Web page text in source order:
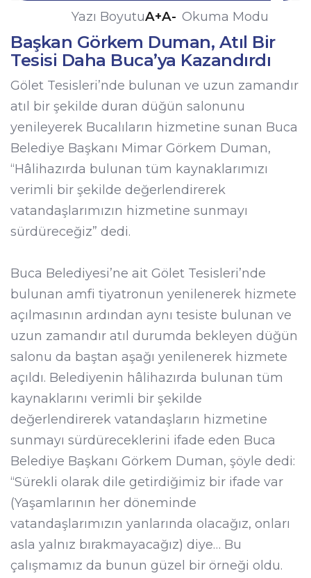
Yazı BoyutuA+A- Okuma Modu
Başkan Görkem Duman, Atıl Bir
Tesisi Daha Buca’ya Kazandırdı
Gölet Tesisleri’nde bulunan ve uzun zamandır
atıl bir şekilde duran düğün salonunu
yenileyerek Bucalıların hizmetine sunan Buca
Belediye Başkanı Mimar Görkem Duman,
“Hâlihazırda bulunan tüm kaynaklarımızı
verimli bir şekilde değerlendirerek
vatandaşlarımızın hizmetine sunmayı
sürdüreceğiz” dedi.
Buca Belediyesi’ne ait Gölet Tesisleri’nde
bulunan amfi tiyatronun yenilenerek hizmete
açılmasının ardından aynı tesiste bulunan ve
uzun zamandır atıl durumda bekleyen düğün
salonu da baştan aşağı yenilenerek hizmete
açıldı. Belediyenin hâlihazırda bulunan tüm
kaynaklarını verimli bir şekilde
değerlendirerek vatandaşların hizmetine
sunmayı sürdüreceklerini ifade eden Buca
Belediye Başkanı Görkem Duman, şöyle dedi:
“Sürekli olarak dile getirdiğimiz bir ifade var
(Yaşamlarının her döneminde
vatandaşlarımızın yanlarında olacağız, onları
asla yalnız bırakmayacağız) diye… Bu
çalışmamız da bunun güzel bir örneği oldu.